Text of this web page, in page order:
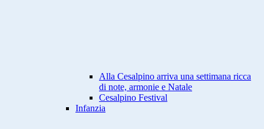
Alla Cesalpino arriva una settimana ricca
di note, armonie e Natale
Cesalpino Festival
Infanzia